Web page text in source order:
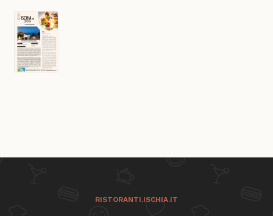
RISTORANTI.ISCHIA.IT